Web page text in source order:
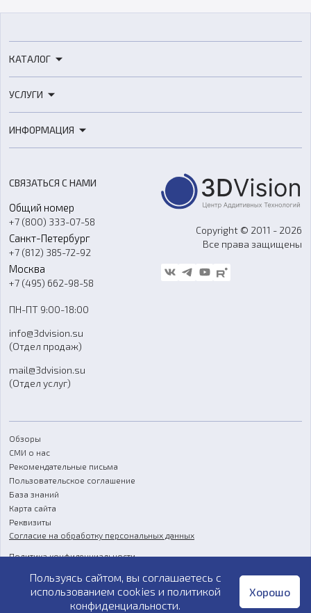
КАТАЛОГ
Расходные материалы
Оборудование и материалы для вакуумного литья
Аксессуары и прочее оборудование
Программное обеспечение
УСЛУГИ
3D-моделирование
Ремонт и услуги
ИНФОРМАЦИЯ
О компании
Контакты
Гос. закупки
Стать дилером
Блог
FAQ
СВЯЗАТЬСЯ С НАМИ
Общий номер
+7 (800) 333-07-58
Санкт-Петербург
+7 (812) 385-72-92
Москва
+7 (495) 662-98-58
ПН-ПТ 9:00-18:00
info@3dvision.su
(Отдел продаж)
mail@3dvision.su
(Отдел услуг)
Copyright © 2011 - 2026
Все права защищены
Обзоры
СМИ о нас
Рекомендательные письма
Пользовательское соглашение
База знаний
Карта сайта
Реквизиты
Согласие на обработку персональных данных
Политика конфиденциальности
Публичная оферта
Пользуясь сайтом, вы соглашаетесь с
использованием cookies и политикой
конфиденциальности.
Хорошо